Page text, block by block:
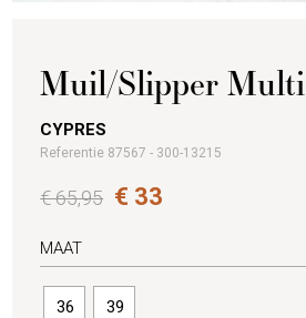
Muil/Slipper Multi
CYPRES
Referentie 87567 - 300-13215
€ 65,95 € 33
MAAT
36 39